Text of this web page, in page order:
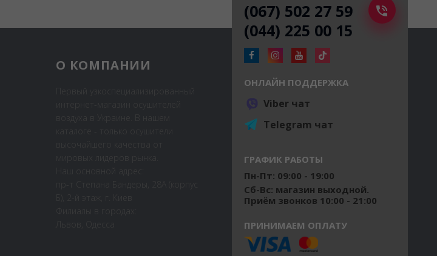
О КОМПАНИИ
(067) 502 27 59
(044) 225 00 15
ОНЛАЙН ПОДДЕРЖКА
Viber чат
Telegram чат
ГРАФИК РАБОТЫ
Пн-Пт: 09:00 - 19:00
Сб-Вс: магазин выходной.
Приём звонков 10:00 - 21:00
ПРИНИМАЕМ ОПЛАТУ